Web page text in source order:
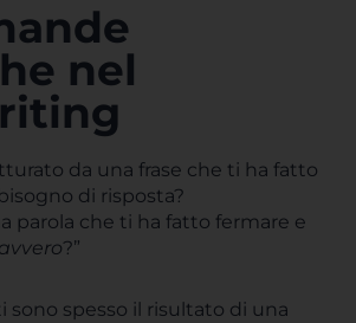
nel
da una frase che ti ha fatto
di risposta?
parola che ti ha fatto fermare e
?”
spesso il risultato di una